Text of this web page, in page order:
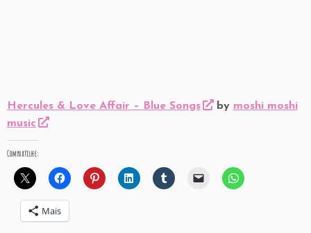
Hercules & Love Affair – Blue Songs by moshi moshi
music
Compartilhe:
Mais